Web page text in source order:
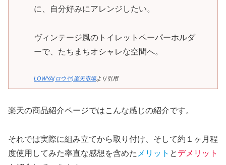
に、自分好みにアレンジしたい。
ヴィンテージ風のトイレットペーパーホルダ
ーで、たちまちオシャレな空間へ。
LOWYA(ロウヤ)楽天市場より引用
楽天の商品紹介ページではこんな感じの紹介です。
それでは実際に組み立てから取り付け、そして約１ヶ月程
度使用してみた率直な感想を含めた メリット と デメリット